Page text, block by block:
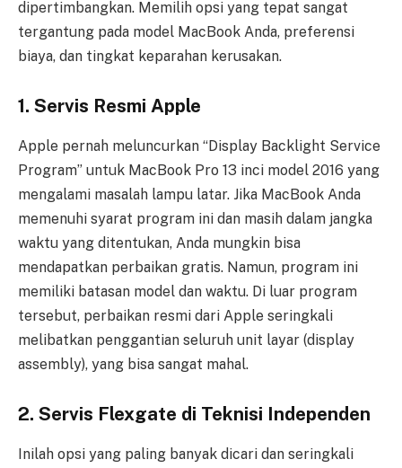
dipertimbangkan. Memilih opsi yang tepat sangat
tergantung pada model MacBook Anda, preferensi
biaya, dan tingkat keparahan kerusakan.
1. Servis Resmi Apple
Apple pernah meluncurkan “Display Backlight Service
Program” untuk MacBook Pro 13 inci model 2016 yang
mengalami masalah lampu latar. Jika MacBook Anda
memenuhi syarat program ini dan masih dalam jangka
waktu yang ditentukan, Anda mungkin bisa
mendapatkan perbaikan gratis. Namun, program ini
memiliki batasan model dan waktu. Di luar program
tersebut, perbaikan resmi dari Apple seringkali
melibatkan penggantian seluruh unit layar (display
assembly), yang bisa sangat mahal.
2. Servis Flexgate di Teknisi Independen
Inilah opsi yang paling banyak dicari dan seringkali